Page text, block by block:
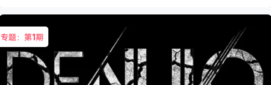
专题：第1期